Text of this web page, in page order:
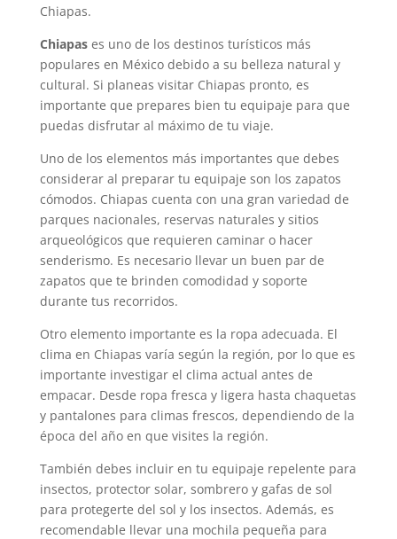
Chiapas.
Chiapases uno de los destinos turísticos más
populares en México debido a su belleza natural y
cultural. Si planeas visitar Chiapas pronto, es
importante que prepares bien tu equipaje para que
puedas disfrutar al máximo de tu viaje.
Uno de los elementos más importantes que debes
considerar al preparar tu equipaje son los zapatos
cómodos. Chiapas cuenta con una gran variedad de
parques nacionales, reservas naturales y sitios
arqueológicos que requieren caminar o hacer
senderismo. Es necesario llevar un buen par de
zapatos que te brinden comodidad y soporte
durante tus recorridos.
Otro elemento importante es la ropa adecuada. El
clima en Chiapas varía según la región, por lo que es
importante investigar el clima actual antes de
empacar. Desde ropa fresca y ligera hasta chaquetas
y pantalones para climas frescos, dependiendo de la
época del año en que visites la región.
También debes incluir en tu equipaje repelente para
insectos, protector solar, sombrero y gafas de sol
para protegerte del sol y los insectos. Además, es
recomendable llevar una mochila pequeña para